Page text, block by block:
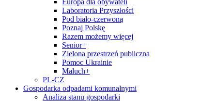
Europa dla obywateli
Laboratoria Przyszłości
Pod biało-czerwoną
Poznaj Polskę
Razem możemy więcej
Senior+
Zielona przestrzeń publiczna
Pomoc Ukrainie
Maluch+
PL-CZ
Gospodarka odpadami komunalnymi
Analiza stanu gospodarki